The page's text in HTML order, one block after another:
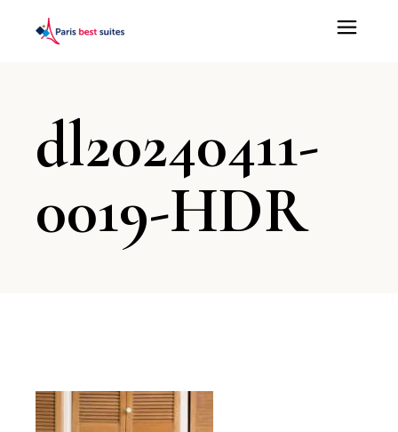
dl20240411-
0019-HDR